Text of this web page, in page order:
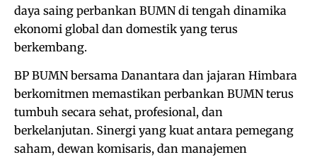
daya saing perbankan BUMN di tengah dinamika
ekonomi global dan domestik yang terus
berkembang.
BP BUMN bersama Danantara dan jajaran Himbara
berkomitmen memastikan perbankan BUMN terus
tumbuh secara sehat, profesional, dan
berkelanjutan. Sinergi yang kuat antara pemegang
saham, dewan komisaris, dan manajemen